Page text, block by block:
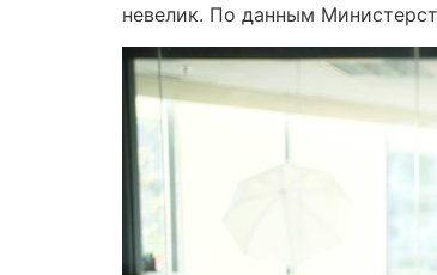
невелик. По данным